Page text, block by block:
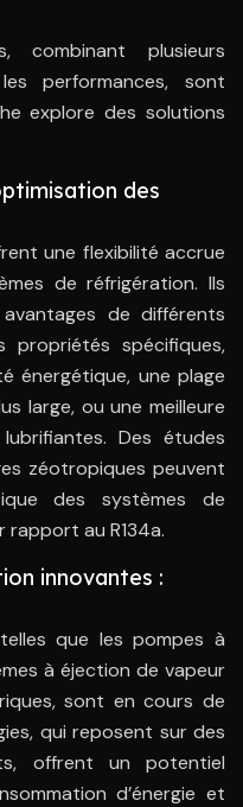
combinant plusieurs
performances, sont
explore des solutions
des
une flexibilité accrue
de réfrigération. Ils
de différents
spécifiques,
énergétique, une plage
large, ou une meilleure
Des études
zéotropiques peuvent
des systèmes de
rapport au R134a.
innovantes :
que les pompes à
à éjection de vapeur
sont en cours de
qui reposent sur des
offrent un potentiel
d’énergie et